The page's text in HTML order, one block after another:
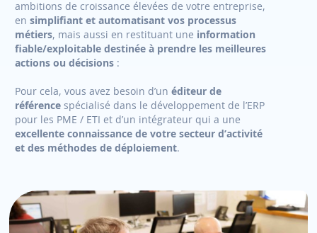
ambitions de croissance élevées de votre entreprise,
en simplifiant et automatisant vos processus
métiers, mais aussi en restituant une information
fiable/exploitable destinée à prendre les meilleures
actions ou décisions :
Pour cela, vous avez besoin d’un éditeur de
référence spécialisé dans le développement de l’ERP
pour les PME / ETI et d’un intégrateur qui a une
excellente connaissance de votre secteur d’activité
et des méthodes de déploiement.